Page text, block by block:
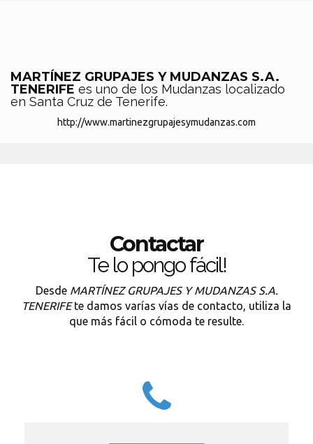
MARTÍNEZ GRUPAJES Y MUDANZAS S.A.
TENERIFE es uno de los Mudanzas localizado
en Santa Cruz de Tenerife.
http://www.martinezgrupajesymudanzas.com
Contactar
Te lo pongo fácil!
Desde MARTÍNEZ GRUPAJES Y MUDANZAS S.A.
TENERIFEte damos varías vías de contacto, utiliza la
que más fácil o cómoda te resulte.